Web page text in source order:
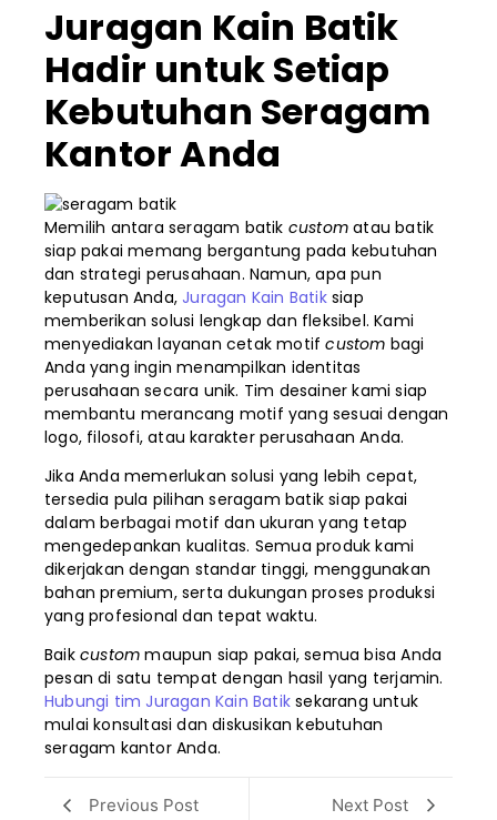
Juragan Kain Batik
Hadir untuk Setiap
Kebutuhan Seragam
Kantor Anda
Memilih antara seragam batik customatau batik
siap pakai memang bergantung pada kebutuhan
dan strategi perusahaan. Namun, apa pun
keputusan Anda, Juragan Kain Batiksiap
memberikan solusi lengkap dan fleksibel. Kami
menyediakan layanan cetak motifcustom bagi
Anda yang ingin menampilkan identitas
perusahaan secara unik. Tim desainer kami siap
membantu merancang motif yang sesuai dengan
logo, filosofi, atau karakter perusahaan Anda.
Jika Anda memerlukan solusi yang lebih cepat,
tersedia pula pilihan seragam batik siap pakai
dalam berbagai motif dan ukuran yang tetap
mengedepankan kualitas. Semua produk kami
dikerjakan dengan standar tinggi, menggunakan
bahan premium, serta dukungan proses produksi
yang profesional dan tepat waktu.
Baik custommaupun siap pakai, semua bisa Anda
pesan di satu tempat dengan hasil yang terjamin.
Hubungi tim Juragan Kain Batik sekarang untuk
mulai konsultasi dan diskusikan kebutuhan
seragam kantor Anda.
Previous Post Next Post